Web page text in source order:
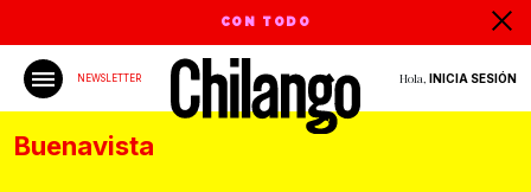
CON TODO
NEWSLETTER Hola, INICIA SESIÓN
Buenavista